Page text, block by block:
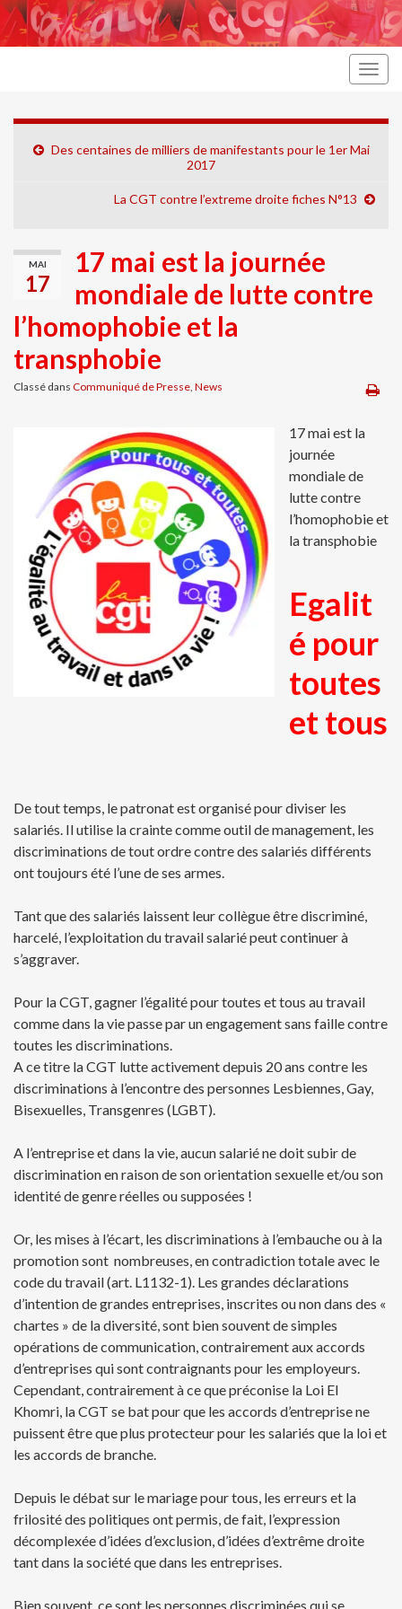
Des centaines de milliers de manifestants pour le 1er Mai
2017
La CGT contre l’extreme droite fiches N°13
MAI
17
17 mai est la journée
mondiale de lutte contre
l’homophobie et la
transphobie
Classé dans Communiqué de Presse News
17 mai est la
journée
mondiale de
lutte contre
l’homophobie et
la transphobie
Egalit
é pour
toutes
et tous
De tout temps, le patronat est organisé pour diviser les
salariés. Il utilise la crainte comme outil de management, les
discriminations de tout ordre contre des salariés différents
ont toujours été l’une de ses armes.
Tant que des salariés laissent leur collègue être discriminé,
harcelé, l’exploitation du travail salarié peut continuer à
s’aggraver.
Pour la CGT, gagner l’égalité pour toutes et tous au travail
comme dans la vie passe par un engagement sans faille contre
toutes les discriminations.
A ce titre la CGT lutte activement depuis 20 ans contre les
discriminations à l’encontre des personnes Lesbiennes, Gay,
Bisexuelles, Transgenres (LGBT).
A l’entreprise et dans la vie, aucun salarié ne doit subir de
discrimination en raison de son orientation sexuelle et/ou son
identité de genre réelles ou supposées !
Or, les mises à l’écart, les discriminations à l’embauche ou à la
promotion sont nombreuses, en contradiction totale avec le
code du travail (art. L1132-1). Les grandes déclarations
d’intention de grandes entreprises, inscrites ou non dans des «
chartes » de la diversité, sont bien souvent de simples
opérations de communication, contrairement aux accords
d’entreprises qui sont contraignants pour les employeurs.
Cependant, contrairement à ce que préconise la Loi El
Khomri, la CGT se bat pour que les accords d’entreprise ne
puissent être que plus protecteur pour les salariés que la loi et
les accords de branche.
Depuis le débat sur le mariage pour tous, les erreurs et la
frilosité des politiques ont permis, de fait, l’expression
décomplexée d’idées d’exclusion, d’idées d’extrême droite
tant dans la société que dans les entreprises.
Bien souvent, ce sont les personnes discriminées qui se